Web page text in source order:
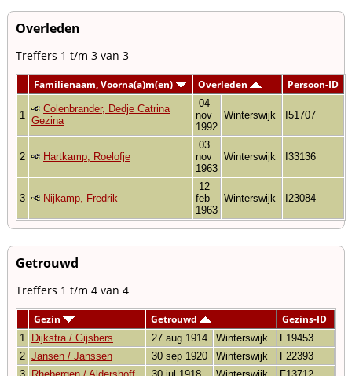
Overleden
Treffers 1 t/m 3 van 3
Familienaam, Voorna(a)m(en) Overleden Persoon-ID
1
Colenbrander, Dedje Catrina
Gezina
04
nov
1992
Winterswijk I51707
2 Hartkamp, Roelofje
03
nov
1963
Winterswijk I33136
3 Nijkamp, Fredrik
12
feb
1963
Winterswijk I23084
Getrouwd
Treffers 1 t/m 4 van 4
Gezin Getrouwd Gezins-ID
1 Dijkstra / Gijsbers 27 aug 1914 Winterswijk
F19453
2 Jansen / Janssen 30 sep 1920 Winterswijk
F22393